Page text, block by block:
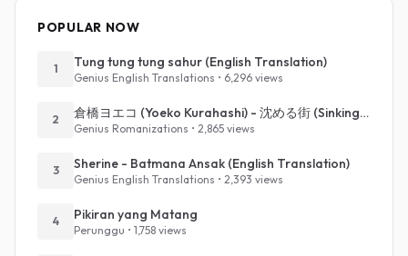
POPULAR NOW
1 Tung tung tung sahur (English Translation)
Genius English Translations • 6,296 views
2 倉橋ヨエコ (Yoeko Kurahashi) - 沈める街 (Sinking Town) (Romanized)
Genius Romanizations • 2,865 views
3 Sherine - Batmana Ansak (English Translation)
Genius English Translations • 2,393 views
4 Pikiran yang Matang
Perunggu • 1,758 views